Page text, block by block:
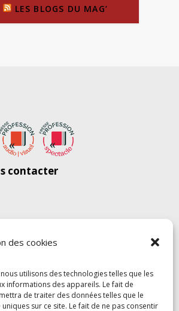
des cookies
utilisons des technologies telles que les
informations des appareils. Le fait de
de traiter des données telles que le
sur ce site. Le fait de ne pas consentir
LES BLOGS DU MAG’
contacter